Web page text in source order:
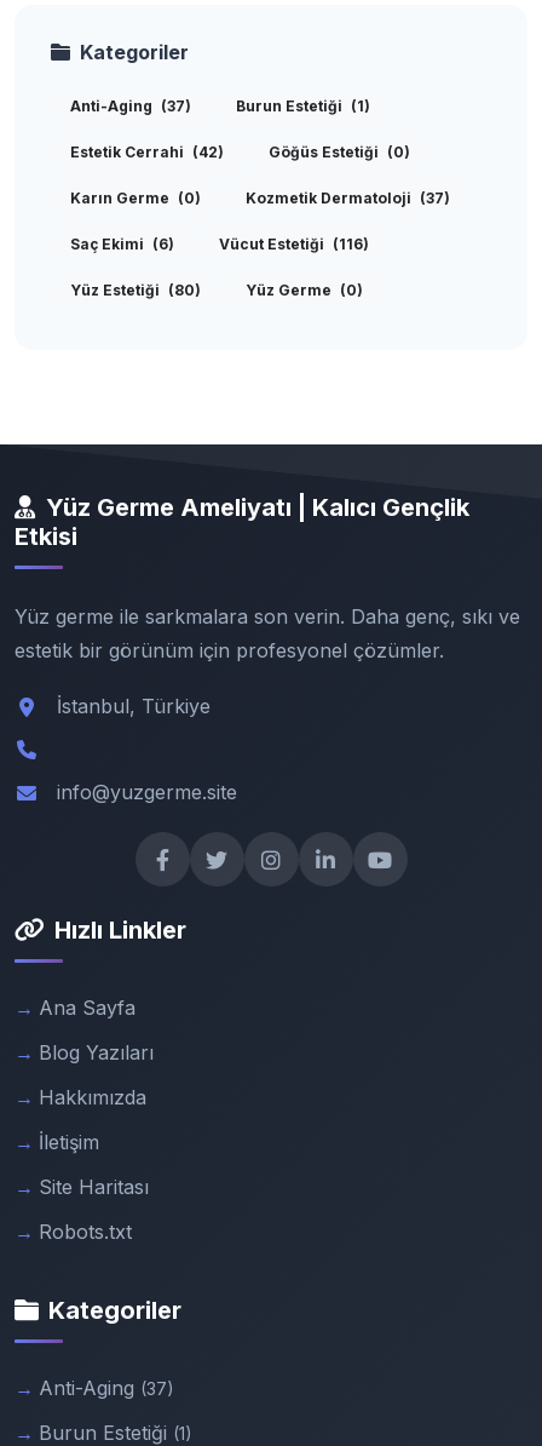
Kategoriler
Anti-Aging (37) Burun Estetiği (1)
Estetik Cerrahi (42) Göğüs Estetiği (0)
Karın Germe (0) Kozmetik Dermatoloji (37)
Saç Ekimi (6) Vücut Estetiği (116)
Yüz Estetiği (80) Yüz Germe (0)
Yüz Germe Ameliyatı | Kalıcı Gençlik
Etkisi
Yüz germe ile sarkmalara son verin. Daha genç, sıkı ve
estetik bir görünüm için profesyonel çözümler.
İstanbul, Türkiye
info@yuzgerme.site
Hızlı Linkler
Ana Sayfa
Blog Yazıları
Hakkımızda
İletişim
Site Haritası
Robots.txt
Kategoriler
Anti-Aging (37)
Burun Estetiği (1)